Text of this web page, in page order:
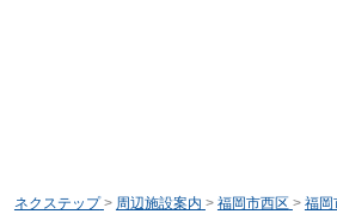
ネクステップ > 周辺施設案内 > 福岡市西区 > 福岡